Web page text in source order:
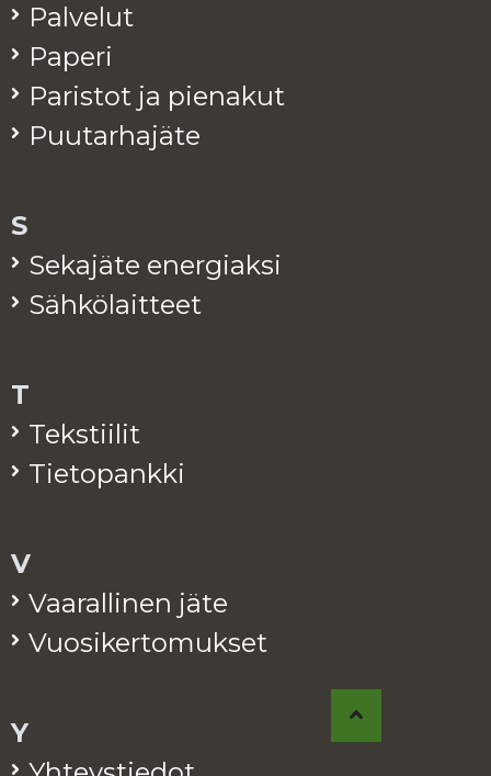
Pal­ve­lut
Pa­pe­ri
Pa­ris­tot ja pie­na­kut
Puu­tar­ha­jä­te
S
Se­ka­jä­te ener­giak­si
Säh­kö­lait­teet
T
Teks­tii­lit
Tie­to­pank­ki
V
Vaa­ral­li­nen jäte
Vuo­si­ker­to­muk­set
Y